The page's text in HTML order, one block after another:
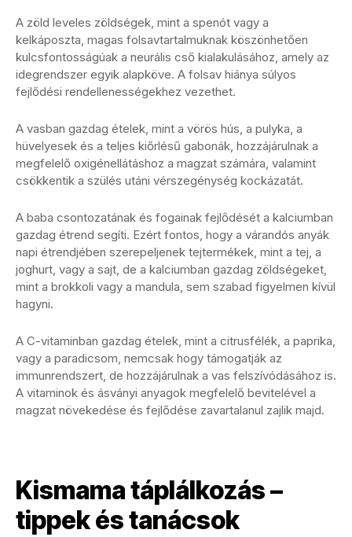
A zöld leveles zöldségek, mint a spenót vagy a
kelkáposzta, magas folsavtartalmuknak köszönhetően
kulcsfontosságúak a neurális cső kialakulásához, amely az
idegrendszer egyik alapköve. A folsav hiánya súlyos
fejlődési rendellenességekhez vezethet.
A vasban gazdag ételek, mint a vörös hús, a pulyka, a
hüvelyesek és a teljes kiőrlésű gabonák, hozzájárulnak a
megfelelő oxigénellátáshoz a magzat számára, valamint
csökkentik a szülés utáni vérszegénység kockázatát.
A baba csontozatának és fogainak fejlődését a kalciumban
gazdag étrend segíti. Ezért fontos, hogy a várandós anyák
napi étrendjében szerepeljenek tejtermékek, mint a tej, a
joghurt, vagy a sajt, de a kalciumban gazdag zöldségeket,
mint a brokkoli vagy a mandula, sem szabad figyelmen kívül
hagyni.
A C-vitaminban gazdag ételek, mint a citrusfélék, a paprika,
vagy a paradicsom, nemcsak hogy támogatják az
immunrendszert, de hozzájárulnak a vas felszívódásához is.
A vitaminok és ásványi anyagok megfelelő bevitelével a
magzat növekedése és fejlődése zavartalanul zajlik majd.
Kismama táplálkozás –
tippek és tanácsok